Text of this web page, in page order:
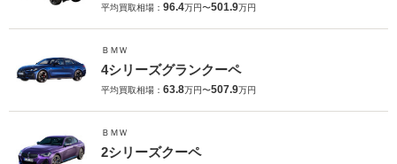
平均買取相場： 96.4万円〜501.9万円
ＢＭＷ
4シリーズグランクーペ
平均買取相場： 63.8万円〜507.9万円
ＢＭＷ
2シリーズクーペ